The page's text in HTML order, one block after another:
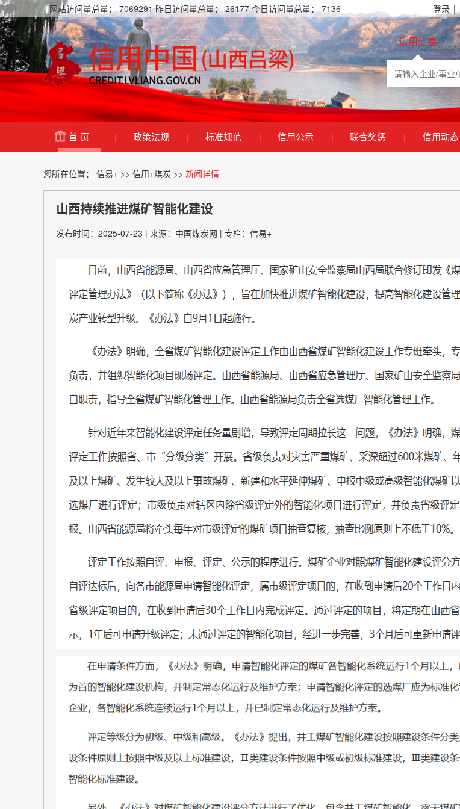
网站访问量总量： 7069291 昨日访问量总量： 26177 今日访问量总量： 7136 登录 |
信用信息
首 页 | 政策法规 | 标准规范 | 信用公示 | 联合奖惩 | 信用动态
您所在位置： 信易+ >> 信用+煤炭 >> 新闻详情
山西持续推进煤矿智能化建设
发布时间：2025-07-23 | 来源：中国煤炭网 | 专栏：信易+